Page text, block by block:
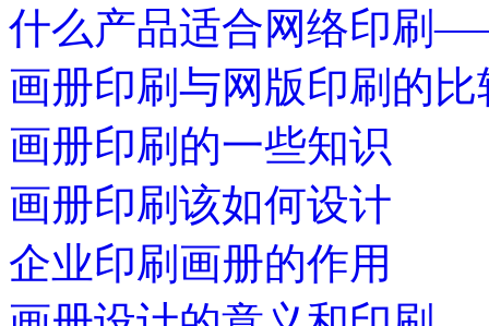
什么产品适合网络印刷
画册印刷与网版印刷的比
画册印刷的一些知识
画册印刷该如何设计
企业印刷画册的作用